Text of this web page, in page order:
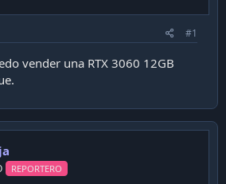
#1
vender una RTX 3060 12GB
REPORTERO